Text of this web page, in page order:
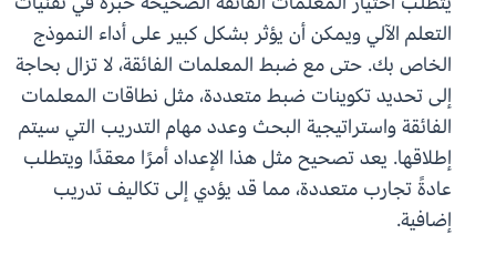
التعلم الآلي ويمكن أن يؤثر بشكل كبير على أداء النموذج
الخاص بك. حتى مع ضبط المعلمات الفائقة، لا تزال بحاجة
إلى تحديد تكوينات ضبط متعددة، مثل نطاقات المعلمات
الفائقة واستراتيجية البحث وعدد مهام التدريب التي سيتم
إطلاقها. يعد تصحيح مثل هذا الإعداد أمرًا معقدًا ويتطلب
عادةً تجارب متعددة، مما قد يؤدي إلى تكاليف تدريب
إضافية.